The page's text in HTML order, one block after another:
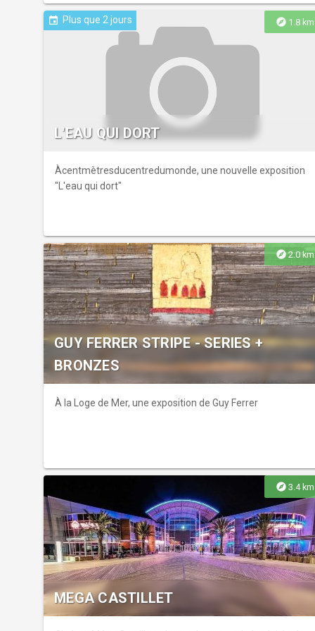
explore 1.8 km
event Plus que 2 jours
L'EAU QUI DORT
Àcentmètresducentredumonde, une nouvelle exposition
"L'eau qui dort"
explore2.0 km
GUY FERRER STRIPE - SERIES +
BRONZES
À la Loge de Mer, une exposition de Guy Ferrer
explore 3.4 km
MEGA CASTILLET